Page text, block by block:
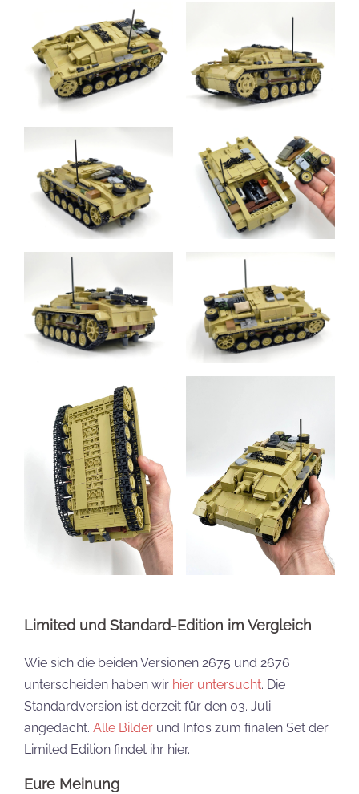
Limited und Standard-Edition im Vergleich
Wie sich die beiden Versionen 2675 und 2676
unterscheiden haben wir hier untersucht. Die
Standardversion ist derzeit für den 03. Juli
angedacht. Alle Bilder und Infos zum finalen Set der
Limited Edition findet ihr hier.
Eure Meinung